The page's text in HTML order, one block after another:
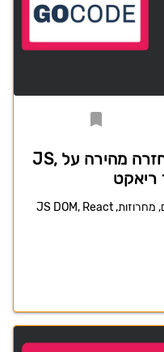
קורס MERN - שיעור 1 - חזרה מהירה על JS,
מערכים, פונקציות, אובייקטים, מחרוזות, JS DOM, React